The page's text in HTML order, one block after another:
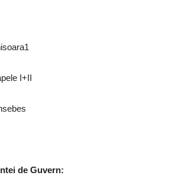
I+II
de Guvern: